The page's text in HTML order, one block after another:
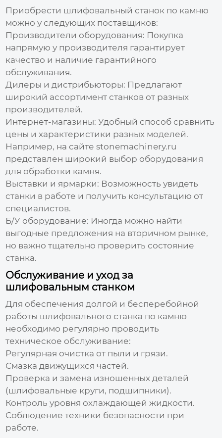
Приобрести шлифовальный станок по камню
можно у следующих поставщиков:
Производители оборудования: Покупка
напрямую у производителя гарантирует
качество и наличие гарантийного
обслуживания.
Дилеры и дистрибьюторы: Предлагают
широкий ассортимент станков от разных
производителей.
Интернет-магазины: Удобный способ сравнить
цены и характеристики разных моделей.
Например, на сайтеstonemachinery.ru
представлен широкий выбор оборудования
для обработки камня.
Выставки и ярмарки: Возможность увидеть
станки в работе и получить консультацию от
специалистов.
Б/У оборудование: Иногда можно найти
выгодные предложения на вторичном рынке,
но важно тщательно проверить состояние
станка.
Обслуживание и уход за
шлифовальным станком
Для обеспечения долгой и бесперебойной
работы шлифовального станка по камню
необходимо регулярно проводить
техническое обслуживание:
Регулярная очистка от пыли и грязи.
Смазка движущихся частей.
Проверка и замена изношенных деталей
(шлифовальные круги, подшипники).
Контроль уровня охлаждающей жидкости.
Соблюдение техники безопасности при
работе.